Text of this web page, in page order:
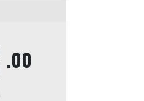
.00